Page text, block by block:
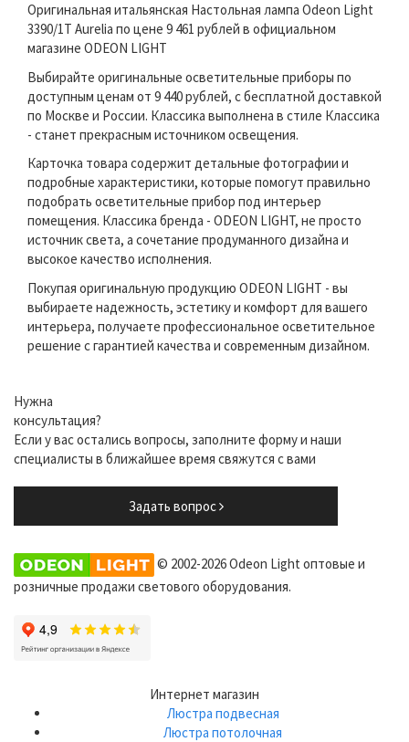
Оригинальная итальянская Настольная лампа Odeon Light
3390/1T Aurelia по цене 9 461 рублей в официальном
магазине ODEON LIGHT
Выбирайте оригинальные осветительные приборы по
доступным ценам от 9 440 рублей, с бесплатной доставкой
по Москве и России. Классика выполнена в стиле Классика
- станет прекрасным источником освещения.
Карточка товара содержит детальные фотографии и
подробные характеристики, которые помогут правильно
подобрать осветительные прибор под интерьер
помещения. Классика бренда - ODEON LIGHT, не просто
источник света, а сочетание продуманного дизайна и
высокое качество исполнения.
Покупая оригинальную продукцию ODEON LIGHT - вы
выбираете надежность, эстетику и комфорт для вашего
интерьера, получаете профессиональное осветительное
решение с гарантией качества и современным дизайном.
Нужна
консультация?
Если у вас остались вопросы, заполните форму и наши
специалисты в ближайшее время свяжутся с вами
Задать вопрос
© 2002-2026 Odeon Light оптовые и
розничные продажи светового оборудования.
Интернет магазин
Люстра подвесная
Люстра потолочная